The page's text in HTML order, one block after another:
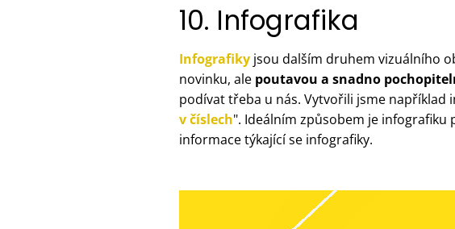
10. Infografika
Infografiky jsou dalším druhem vizuálního
novinku, ale poutavou a snadno
podívat třeba u nás. Vytvořili jsme například
v číslech". Ideálním způsobem je
informace týkající se infografiky.